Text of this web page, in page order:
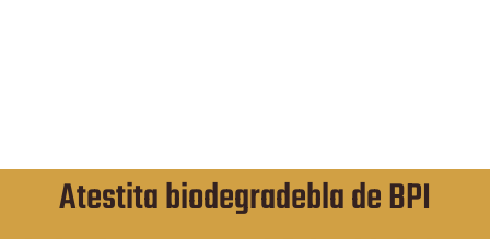
Atestita biodegradebla de BPI